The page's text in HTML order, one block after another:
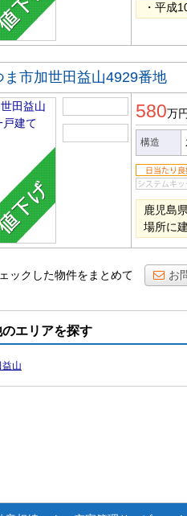
・平成
ま市加世田益山4929番地
580万円
構造
鹿児島
場所に
ックした物件をまとめて お
エリアを探す
益山